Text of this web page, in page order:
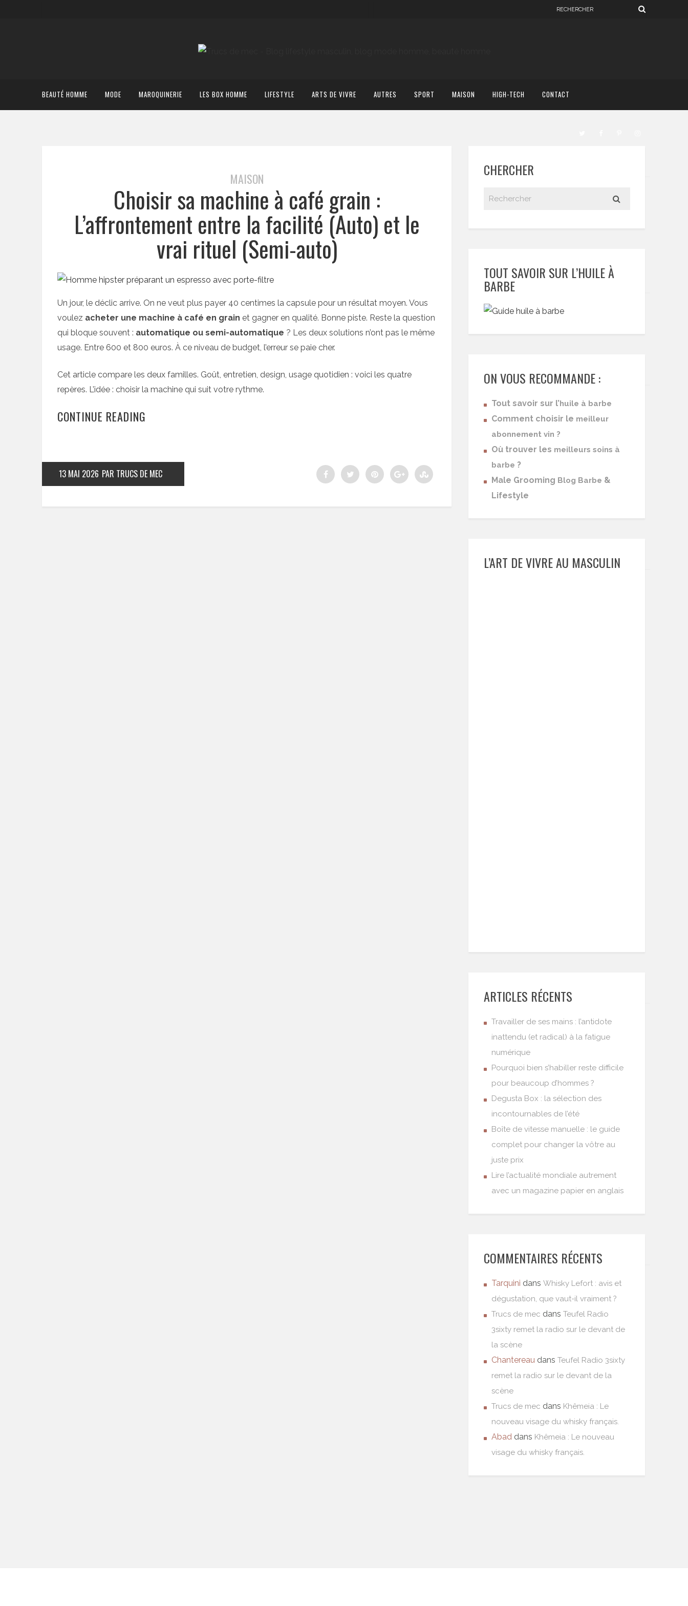
BEAUTÉ HOMME MODE MAROQUINERIE LES BOX HOMME LIFESTYLE ARTS DE VIVRE AUTRES SPORT MAISON HIGH-TECH CONTACT
MAISON
Choisir sa machine à café grain :
L’affrontement entre la facilité (Auto) et le
vrai rituel (Semi-auto)
Un jour, le déclic arrive. On ne veut plus payer 40 centimes la capsule pour un résultat moyen. Vous
voulez acheter une machine à café en grain et gagner en qualité. Bonne piste. Reste la question
qui bloque souvent : automatique ou semi-automatique ? Les deux solutions n’ont pas le même
usage. Entre 600 et 800 euros. À ce niveau de budget, l’erreur se paie cher.
Cet article compare les deux familles. Goût, entretien, design, usage quotidien : voici les quatre
repères. L’idée : choisir la machine qui suit votre rythme.
CONTINUE READING
13 MAI 2026 PAR TRUCS DE MEC
CHERCHER
TOUT SAVOIR SUR L’HUILE À
BARBE
ON VOUS RECOMMANDE :
Tout savoir sur l’huile à barbe
Comment choisir le meilleur
abonnement vin ?
Où trouver les meilleurs soins à
barbe ?
Male Grooming Blog Barbe &
Lifestyle
L’ART DE VIVRE AU MASCULIN
ARTICLES RÉCENTS
Travailler de ses mains : l’antidote
inattendu (et radical) à la fatigue
numérique
Pourquoi bien s’habiller reste difficile
pour beaucoup d’hommes ?
Degusta Box : la sélection des
incontournables de l’été
Boîte de vitesse manuelle : le guide
complet pour changer la vôtre au
juste prix
Lire l’actualité mondiale autrement
avec un magazine papier en anglais
COMMENTAIRES RÉCENTS
Tarquini dans Whisky Lefort : avis et
dégustation, que vaut-il vraiment ?
Trucs de mec dans Teufel Radio
3sixty remet la radio sur le devant de
la scène
Chantereau dans Teufel Radio 3sixty
remet la radio sur le devant de la
scène
Trucs de mec dans Khêmeia : Le
nouveau visage du whisky français.
Abad dans Khêmeia : Le nouveau
visage du whisky français.